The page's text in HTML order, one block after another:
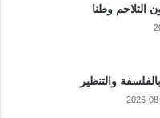
التلاحم وطنا
والتنظير
2026-